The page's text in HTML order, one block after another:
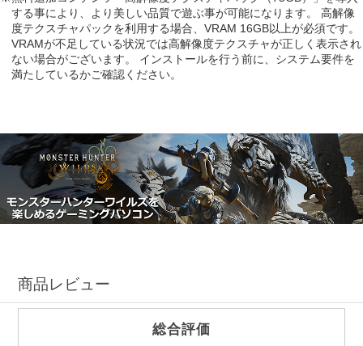
する事により、より美しい品質で遊ぶ事が可能になります。 高解像
度テクスチャパックを利用する場合、VRAM 16GB以上が必須です。
VRAMが不足している状況では高解像度テクスチャが正しく表示され
ない場合がございます。 インストールを行う前に、システム要件を
満たしているかご確認ください。
商品レビュー
総合評価